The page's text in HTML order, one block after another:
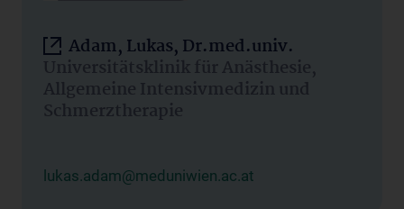
Adam, Lukas, Dr.med.univ.
Universitätsklinik für Anästhesie,
Allgemeine Intensivmedizin und
Schmerztherapie
lukas.adam@meduniwien.ac.at